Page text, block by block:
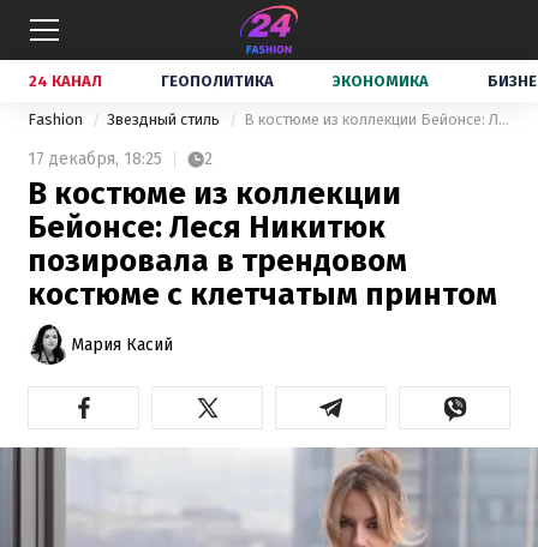
24 КАНАЛ ГЕОПОЛИТИКА ЭКОНОМИКА
Fashion Звездный стиль В костюме из коллекции Бейонсе: Леся Никитюк позировала в трендовом костюме с клетчатым принтом
17 декабря, 18:25 2
В костюме из коллекции
Бейонсе: Леся Никитюк
позировала в трендовом
костюме с клетчатым принтом
Мария Касий